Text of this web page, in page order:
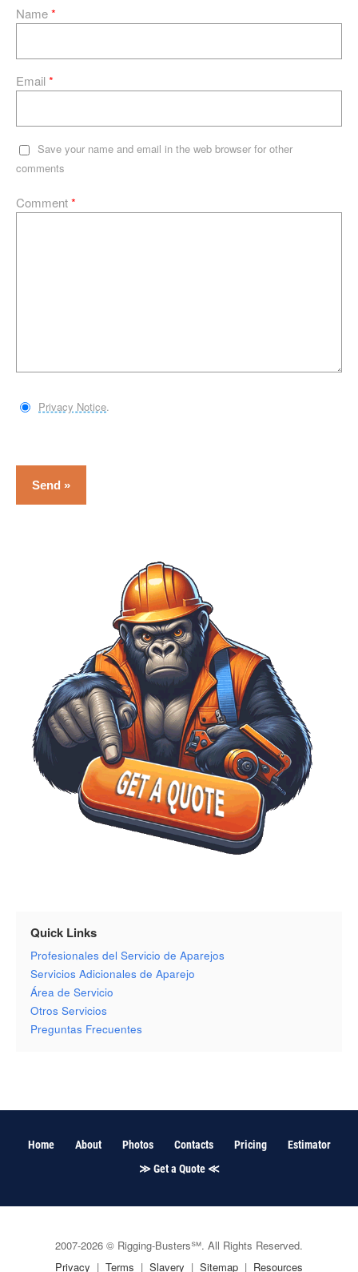
k
Name*
Email*
Save your name and email in the web browser for other
comments
Comment*
Privacy Notice.
Quick Links
Profesionales del Servicio de Aparejos
Servicios Adicionales de Aparejo
Área de Servicio
Otros Servicios
Preguntas Frecuentes
Home About Photos Contacts Pricing
Estimator
≫ Get a Quote ≪
2007-2026 © Rigging-Busters℠. All Rights Reserved.
Privacy | Terms | Slavery | Sitemap | Resources